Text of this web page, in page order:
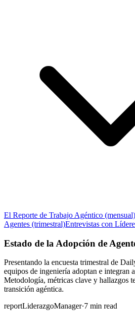
El Reporte de Trabajo Agéntico (mensual)
Agentes (trimestral)Entrevistas con
Estado de la Adopción de
Presentando la encuesta trimestral de
equipos de ingeniería adoptan e integran
Metodología, métricas clave y hallazgos
transición agéntica.
reportLiderazgoManager·7 min read